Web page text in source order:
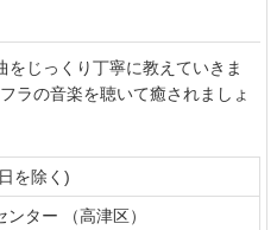
じっくり丁寧に教えていきま
ラの音楽を聴いて癒されましょ
を除く)
ター （高津区）